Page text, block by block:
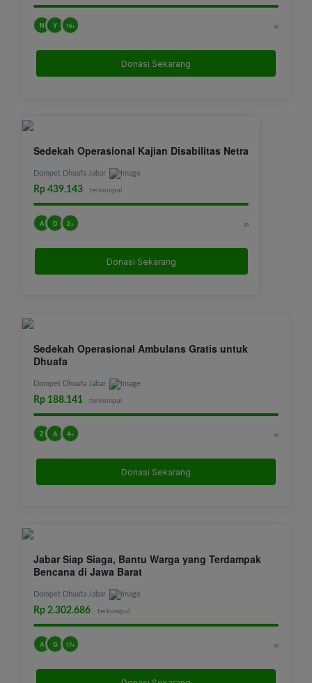
N Y 15+ ∞
Donasi Sekarang
Sedekah Operasional Kajian Disabilitas Netra
Dompet Dhuafa Jabar
Rp 439.143 terkumpul
A D 2+ ∞
Donasi Sekarang
Sedekah Operasional Ambulans Gratis untuk
Dhuafa
Dompet Dhuafa Jabar
Rp 188.141 terkumpul
Z A 4+ ∞
Donasi Sekarang
Jabar Siap Siaga, Bantu Warga yang Terdampak
Bencana di Jawa Barat
Dompet Dhuafa Jabar
Rp 2.302.686 terkumpul
A G 17+ ∞